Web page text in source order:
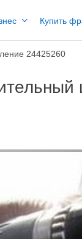
Купить
24425260